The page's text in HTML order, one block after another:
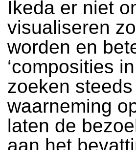
Ikeda er niet
visualiseren
worden en
‘composities
zoeken
waarneming
laten de
aan het